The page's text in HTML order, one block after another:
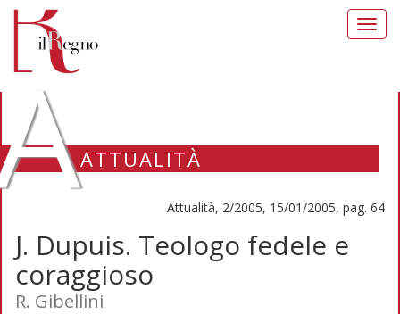
ATTUALITÀ
Attualità, 2/2005, 15/01/2005, pag. 64
J. Dupuis. Teologo fedele e
coraggioso
R. Gibellini